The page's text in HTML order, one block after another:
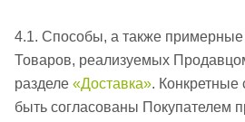
4.1. Способы, а также примерные
Товаров, реализуемых
разделе «Доставка». Конкретные
быть согласованы Покупателем